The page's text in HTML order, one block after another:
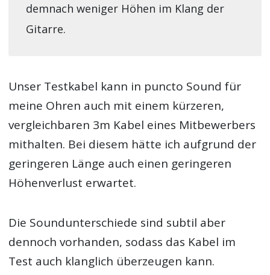
demnach weniger Höhen im Klang der
Gitarre.
Unser Testkabel kann in puncto Sound für
meine Ohren auch mit einem kürzeren,
vergleichbaren 3m Kabel eines Mitbewerbers
mithalten. Bei diesem hätte ich aufgrund der
geringeren Länge auch einen geringeren
Höhenverlust erwartet.
Die Soundunterschiede sind subtil aber
dennoch vorhanden, sodass das Kabel im
Test auch klanglich überzeugen kann.